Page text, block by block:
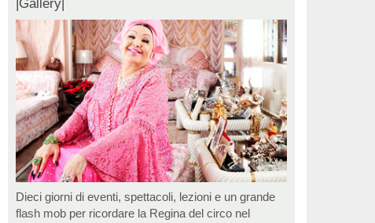
|Gallery|
Dieci giorni di eventi, spettacoli, lezioni e un grande
flash mob per ricordare la Regina del circo nel